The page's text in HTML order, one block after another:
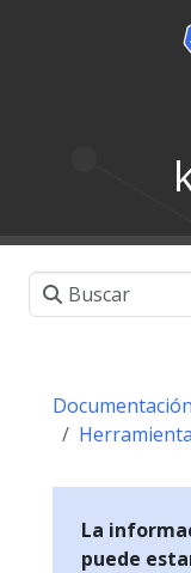
Documentación
La
puede